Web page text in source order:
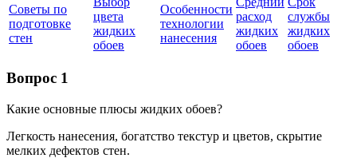
Советы по
подготовке
стен
цвета
жидких
обоев
Особенности
технологии
нанесения
расход
жидких
обоев
службы
жидких
обоев
Вопрос 1
Какие основные плюсы жидких обоев?
Легкость нанесения, богатство текстур и цветов, скрытие
мелких дефектов стен.